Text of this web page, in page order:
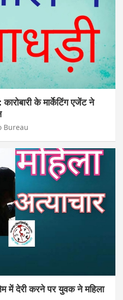
के मार्केटिंग एजेंट ने
Bureau
में देरी करने पर युवक ने महिला